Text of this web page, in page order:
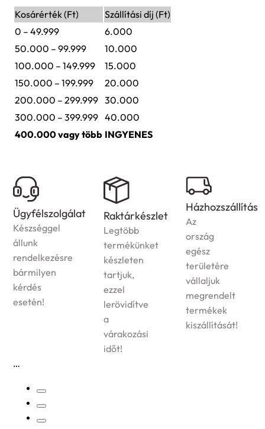
Kosárérték (Ft)
Szállítási díj (Ft)
0 – 49.999
6.000
50.000 – 99.999
10.000
100.000 – 149.999
15.000
150.000 – 199.999
20.000
200.000 – 299.999 30.000
300.000 – 399.999 40.000
400.000 vagy több INGYENES
Ügyfélszolgálat
Készséggel
állunk
rendelkezésre
bármilyen
kérdés
esetén!
Raktárkészlet
Legtöbb
termékünket
készleten
tartjuk,
ezzel
lerövidítve
a
várakozási
időt!
Házhozszállítás
Az
ország
egész
területére
vállaljuk
megrendelt
termékek
kiszállítását!